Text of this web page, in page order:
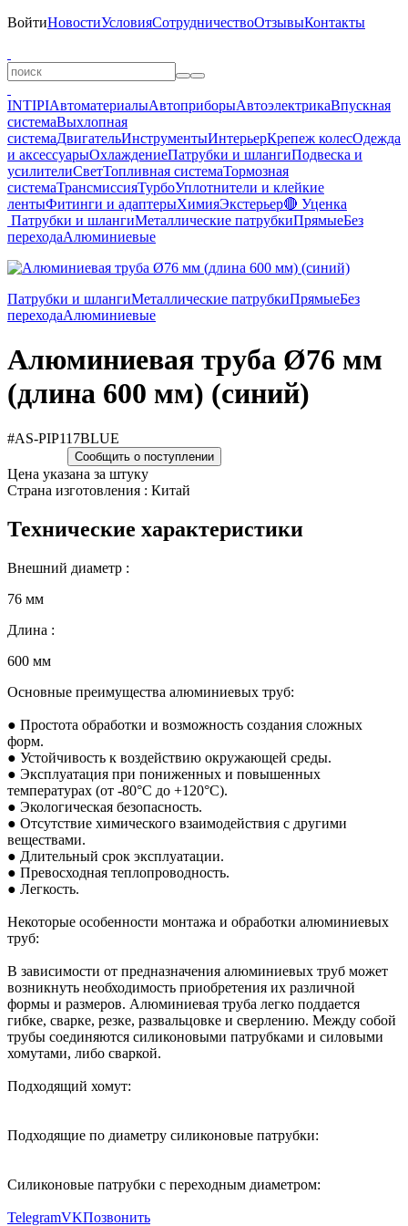
ВойтиНовостиУсловияСотрудничествоОтзывыКонтакты
INTIPIАвтоматериалыАвтоприборыАвтоэлектрикаВпускная
системаВыхлопная
системаДвигательИнструментыИнтерьерКрепеж колесОдежда
и аксессуарыОхлаждениеПатрубки и шлангиПодвеска и
усилителиСветТопливная системаТормозная
системаТрансмиссияТурбоУплотнители и клейкие
лентыФитинги и адаптерыХимияЭкстерьер🔴 Уценка
Патрубки и шлангиМеталлические патрубкиПрямыеБез
переходаАлюминиевые
Патрубки и шлангиМеталлические патрубкиПрямыеБез
переходаАлюминиевые
Алюминиевая труба Ø76 мм
(длина 600 мм) (синий)
#AS-PIP117BLUE
Сообщить о поступлении
Цена указана за штуку
Страна изготовления : Китай
Технические характеристики
Внешний диаметр :
76 мм
Длина :
600 мм
Основные преимущества алюминиевых труб:
● Простота обработки и возможность создания сложных
форм.
● Устойчивость к воздействию окружающей среды.
● Эксплуатация при пониженных и повышенных
температурах (от -80°С до +120°С).
● Экологическая безопасность.
● Отсутствие химического взаимодействия с другими
веществами.
● Длительный срок эксплуатации.
● Превосходная теплопроводность.
● Легкость.
Некоторые особенности монтажа и обработки алюминиевых
труб:
В зависимости от предназначения алюминиевых труб может
возникнуть необходимость приобретения их различной
формы и размеров. Алюминиевая труба легко поддается
гибке, сварке, резке, развальцовке и сверлению. Между собой
трубы соединяются силиконовыми патрубками и силовыми
хомутами, либо сваркой.
Подходящий хомут:
Подходящие по диаметру силиконовые патрубки:
Силиконовые патрубки с переходным диаметром:
TelegramVKПозвонить